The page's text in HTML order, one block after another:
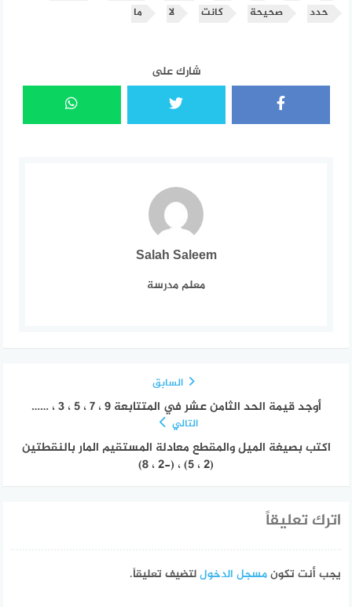
حدد
صحيحة كانت لا ما
شارك على
Salah Saleem
معلم مدرسة
السابق
أوجد قيمة الحد الثامن عشر في المتتابعة 9 ، 7 ، 5 ، 3 ، ……
التالي
اكتب بصيغة الميل والمقطع معادلة المستقيم المار بالنقطتين
(2 ، 5) ، (-2 ، 8)
اترك تعليقاً
يجب أنت تكونمسجل الدخوللتضيف تعليقاً.